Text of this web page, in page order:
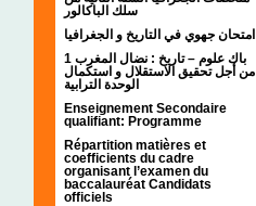
سلك الباكالور
امتحان جهوي في التاريخ و الجغرافيا
1 باك علوم – تاريخ : نضال المغرب
من أجل تحقيق الاستقلال و استكمال
الوحدة الترابية
Enseignement Secondaire
qualifiant: Programme
Répartition matières et
coefficients du cadre
organisant l’examen du
baccalauréat Candidats
officiels